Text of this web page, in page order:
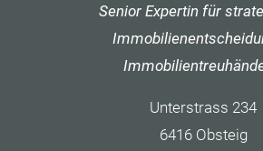
Senior Expertin für
Unterstrass 234
6416 Obsteig